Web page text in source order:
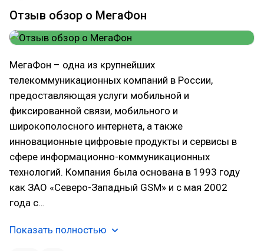
Отзыв обзор о МегаФон
МегаФон – одна из крупнейших
телекоммуникационных компаний в России,
предоставляющая услуги мобильной и
фиксированной связи, мобильного и
широкополосного интернета, а также
инновационные цифровые продукты и сервисы в
сфере информационно-коммуникационных
технологий. Компания была основана в 1993 году
как ЗАО «Северо-Западный GSM» и с мая 2002
года с…
Показать полностью